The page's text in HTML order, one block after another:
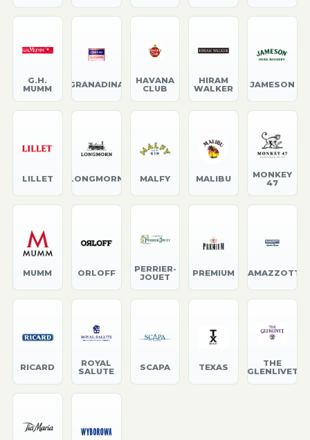
G.H.
MUMM
GRANADINA
HAVANA
CLUB
HIRAM
WALKER
JAMESON
LILLET LONGMORN MALFY MALIBU
MONKEY
47
MUMM ORLOFF
PERRIER-
JOUET
PREMIUM RAMAZZOTTI
RICARD
ROYAL
SALUTE
SCAPA TEXAS
THE
GLENLIVET